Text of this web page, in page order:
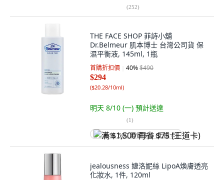
(252)
THE FACE SHOP 菲詩小舖
Dr.Belmeur 肌本博士 台灣公司貨 保
濕平衡液, 145ml, 1瓶
首購折扣價 40%$490
$294
($20.28/10ml)
明天 8/10 (一) 預計送達
(1)
满 $1,500 再省 $75 (王道卡)
jealousness 婕洛妮絲 LipoA煥膚透亮
化妝水, 1件, 120ml